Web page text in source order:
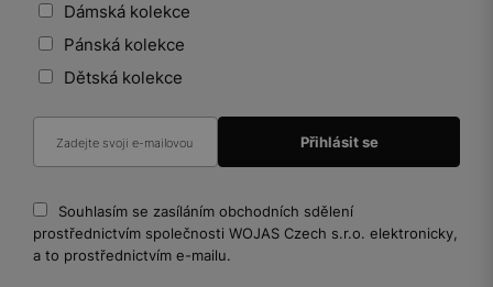
Dámská kolekce
Pánská kolekce
Dětská kolekce
Souhlasím se zasíláním obchodních sdělení
prostřednictvím společnosti WOJAS Czech s.r.o. elektronicky,
a to prostřednictvím e-mailu.